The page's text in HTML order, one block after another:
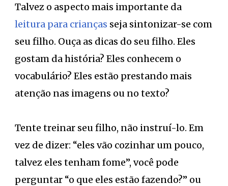
Talvez o aspecto mais importante da
leitura para crianças seja sintonizar-se com
seu filho. Ouça as dicas do seu filho. Eles
gostam da história? Eles conhecem o
vocabulário? Eles estão prestando mais
atenção nas imagens ou no texto?
Tente treinar seu filho, não instruí-lo. Em
vez de dizer: “eles vão cozinhar um pouco,
talvez eles tenham fome”, você pode
perguntar “o que eles estão fazendo?” ou